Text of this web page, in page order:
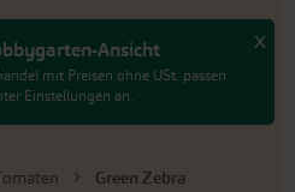
Ansicht
mit Preisen ohne USt. passen
Einstellungen an.
x
Green Zebra